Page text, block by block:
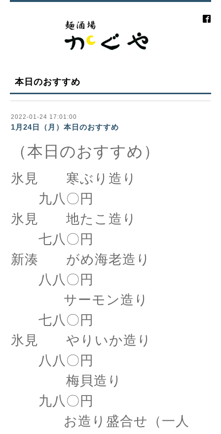
本日のおすすめ
2022-01-24 17:01:00
1月24日（月）本日のおすすめ
（本日のおすすめ）
氷見 寒ぶり造り
九八〇円
氷見 地たこ造り
七八〇円
新湊 がめ海老造り
八八〇円
サーモン造り
七八〇円
氷見 やりいか造り
八八〇円
梅貝造り
九八〇円
お造り盛合せ（一人